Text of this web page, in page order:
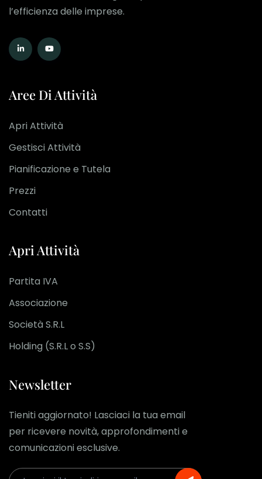
l’efficienza delle imprese.
Aree Di Attività
Apri Attività
Gestisci Attività
Pianificazione e Tutela
Prezzi
Contatti
Apri Attività
Partita IVA
Associazione
Società S.R.L
Holding (S.R.L o S.S)
Newsletter
Tieniti aggiornato! Lasciaci la tua email
per ricevere novità, approfondimenti e
comunicazioni esclusive.